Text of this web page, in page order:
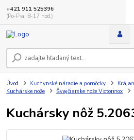
+421 911 525396
(Po-Pia, 8-17 hod.)
Úvod Kuchynské náradie a pomôcky
Kuchárske nože
Švajčiarske nože Victorinox
Kuchársky nôž